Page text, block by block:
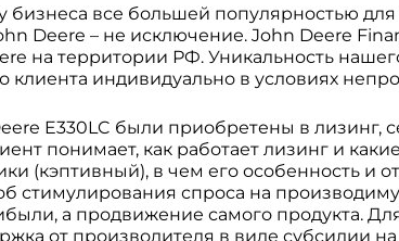
бизнеса все большей популярностью
Deere – не исключение. John Deere
на территории РФ. Уникальность
клиента индивидуально в условиях
E330LC были приобретены в лизинг,
понимает, как работает лизинг и
(кэптивный), в чем его особенность и
стимулирования спроса на
а продвижение самого продукта.
от производителя в виде субсидии